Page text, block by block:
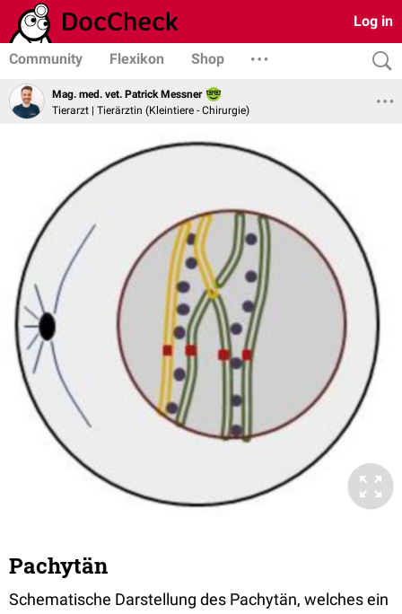
Log in
Community Flexikon Shop
Mag. med. vet. Patrick Messner
Tierarzt | Tierärztin (Kleintiere - Chirurgie)
Pachytän
Schematische Darstellung des Pachytän, welches ein